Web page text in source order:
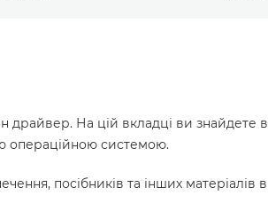
драйвер. На цій вкладці ви знайдете
операційною системою.
посібників та інших матеріалів